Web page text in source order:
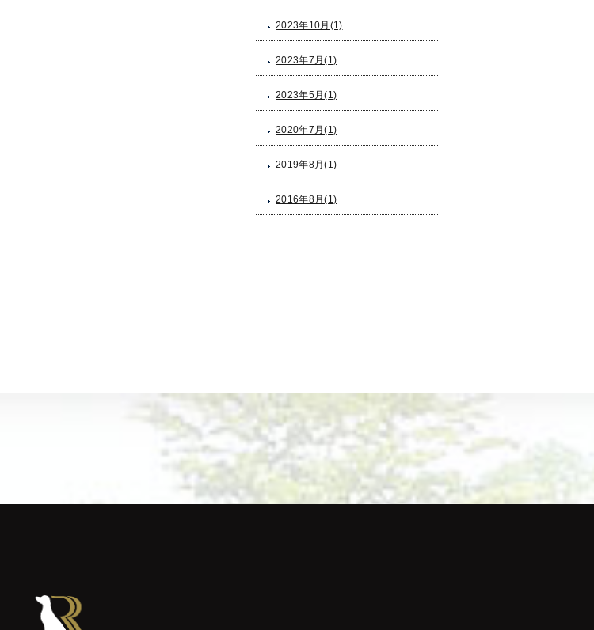
2023年10月(1)
2023年7月(1)
2023年5月(1)
2020年7月(1)
2019年8月(1)
2016年8月(1)